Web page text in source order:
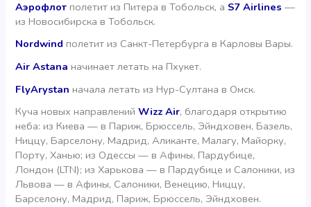
Аэрофлот полетит из Питера в Тобольск, а S7 Airlines —
из Новосибирска в Тобольск.
Nordwind полетит из Санкт-Петербурга в Карловы Вары.
Air Astana начинает летать на Пхукет.
FlyArystan начала летать из Нур-Султана в Омск.
Куча новых направленийWizz Air, благодаря открытию
неба: из Киева — в Париж, Брюссель, Эйндховен, Базель,
Ниццу, Барселону, Мадрид, Аликанте, Малагу, Майорку,
Порту, Ханью; из Одессы — в Афины, Пардубице,
Лондон (LTN); из Харькова — в Пардубице и Салоники, из
Львова — в Афины, Салоники, Венецию, Ниццу,
Барселону, Мадрид, Париж, Брюссель, Эйндховен.